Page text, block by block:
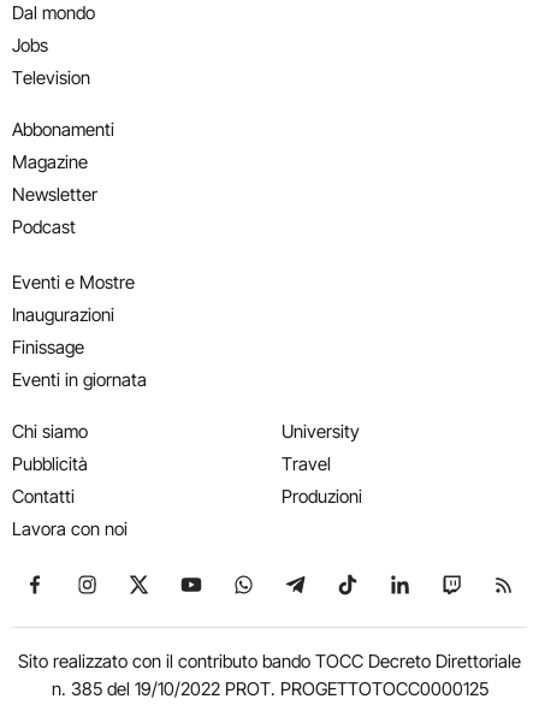
Dal mondo
Jobs
Television
Abbonamenti
Magazine
Newsletter
Podcast
Eventi e Mostre
Inaugurazioni
Finissage
Eventi in giornata
Chi siamo
Pubblicità
Contatti
Lavora con noi
University
Travel
Produzioni
Seguici su Facebook
Seguici su Instagram
Seguici su X
Seguici su YouTube
Seguici su WhatsApp
Seguici su Telegram
Seguici su TikTok
Seguici su
Seguici
Sito realizzato con il contributo bando TOCC Decreto Direttoriale
n. 385 del 19/10/2022 PROT. PROGETTOTOCC0000125